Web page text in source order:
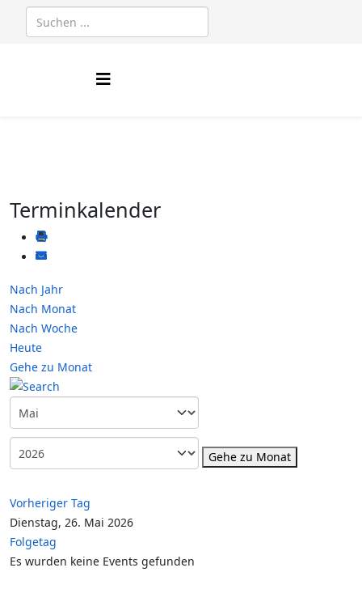
Terminkalender
Nach Jahr
Nach Monat
Nach Woche
Heute
Gehe zu Monat
Gehe zu Monat
Vorheriger Tag
Dienstag, 26. Mai 2026
Folgetag
Es wurden keine Events gefunden